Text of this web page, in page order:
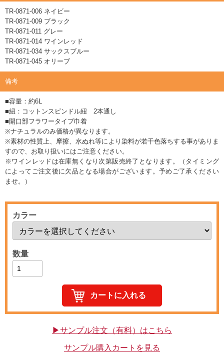
TR-0871-006 ネイビー
TR-0871-009 ブラック
TR-0871-011 グレー
TR-0871-014 ワインレッド
TR-0871-034 サックスブルー
TR-0871-045 オリーブ
備考
■容量：約6L
■紐：コットンスピンドル紐 2本通し
■開口部フラワータイプ巾着
※ナチュラルのみ価格が異なります。
※素材の性質上、摩擦、水ぬれ等により染料が若干色落ちする事がありま
すので、お取り扱いにはご注意ください。
※ワインレッドは在庫無くなり次第販売終了となります。（タイミング
によってご注文後に欠品となる場合がございます。予めご了承ください
ませ。）
カラー
数量
▶サンプル注文（有料）はこちら
サンプル購入カートを見る